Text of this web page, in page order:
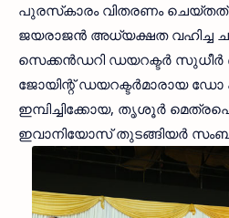
പുരസ്‌കാരം വിതരണം
ജയരാജന്‍ അധ്യക്ഷത വഹിച്ച
സെക്കന്‍ഡറി ഡയറക്ടര്‍
ജോയിന്റ് ഡയറക്ടര്‍മാരായ
ഇമ്പിച്ചിക്കോയ, തൃശൂര്‍
ഇവാനിയോസ് തുടങ്ങിയര്‍